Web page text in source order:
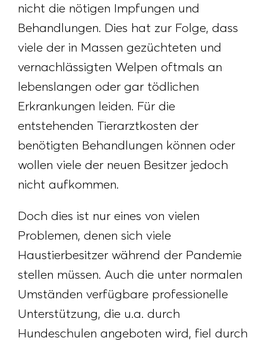
nicht die nötigen Impfungen und
Behandlungen. Dies hat zur Folge, dass
viele der in Massen gezüchteten und
vernachlässigten Welpen oftmals an
lebenslangen oder gar tödlichen
Erkrankungen leiden. Für die
entstehenden Tierarztkosten der
benötigten Behandlungen können oder
wollen viele der neuen Besitzer jedoch
nicht aufkommen.
Doch dies ist nur eines von vielen
Problemen, denen sich viele
Haustierbesitzer während der Pandemie
stellen müssen. Auch die unter normalen
Umständen verfügbare professionelle
Unterstützung, die u.a. durch
Hundeschulen angeboten wird, fiel durch